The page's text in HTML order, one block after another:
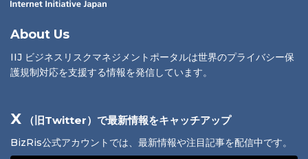
About Us
IIJ ビジネスリスクマネジメントポータルは世界のプライバシー保
護規制対応を支援する情報を発信しています。
X （旧Twitter）で最新情報をキャッチアップ
BizRis公式アカウントでは、最新情報や注目記事を配信中です。